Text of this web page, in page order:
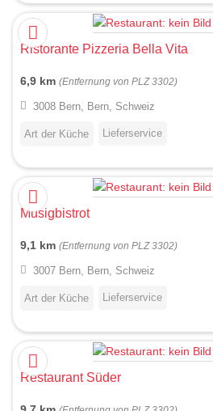
Ristorante Pizzeria Bella Vita
6,9 km (Entfernung von PLZ 3302)
3008 Bern, Bern, Schweiz
Art der Küche Lieferservice
Musigbistrot
9,1 km (Entfernung von PLZ 3302)
3007 Bern, Bern, Schweiz
Art der Küche Lieferservice
Restaurant Süder